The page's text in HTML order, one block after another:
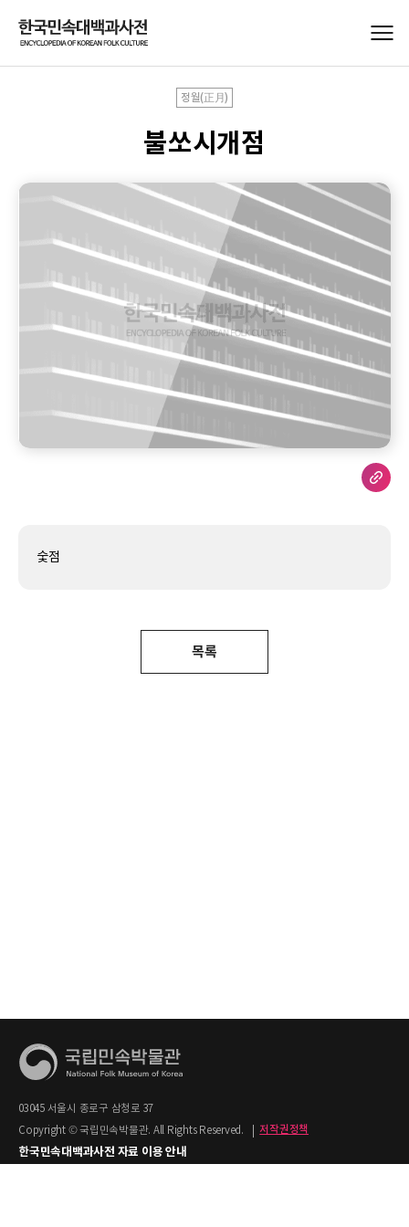
정월(正月)
불쏘시개점
숯점
목록
03045 서울시 종로구 삼청로 37
Copyright © 국립민속박물관. All Rights Reserved.
저작권정책
한국민속대백과사전 자료 이용 안내